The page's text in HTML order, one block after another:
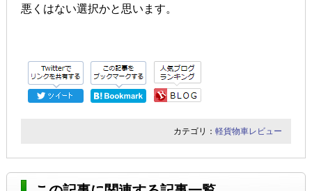
悪くはない選択かと思います。
カテゴリ：軽貨物車レビュー